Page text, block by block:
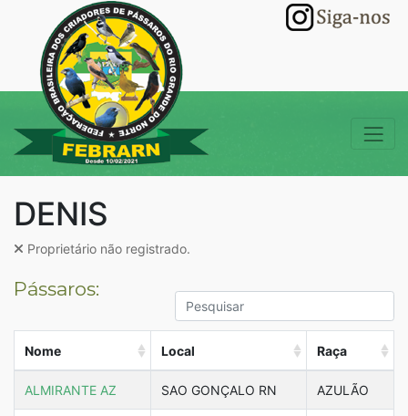
DENIS
Proprietário não registrado.
Pássaros:
Nome Local Raça
ALMIRANTE AZ SAO GONÇALO RN AZULÃO